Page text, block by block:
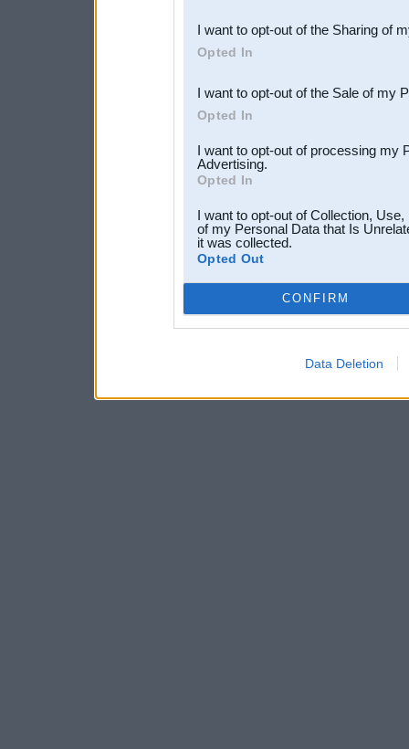
Downstream Participants
third parties.
I want to opt-out of the Sharing of
Opted In
I want to opt-out of the Sale of my
Opted In
I want to opt-out of processing my
Advertising.
Opted In
I want to opt-out of Collection,
of my Personal Data that Is
it was collected.
Opted Out
CONFIRM
Data Deletion